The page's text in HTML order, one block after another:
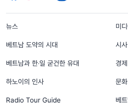
menu footer tiếng
뉴스 미
베트남 도약의 시대 시사
베트남과 한‧일 굳건한 유대 경
하노이의 인사 문
Radio Tour Guide 베